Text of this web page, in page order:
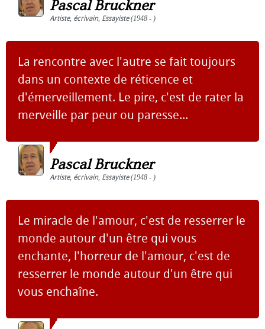
Pascal Bruckner
Artiste, écrivain, Essayiste(1948 - )
La rencontre avec l'autre se fait toujours
dans un contexte de réticence et
d'émerveillement. Le pire, c'est de rater la
merveille par peur ou paresse...
Pascal Bruckner
Artiste, écrivain, Essayiste(1948 - )
Le miracle de l'amour, c'est de resserrer le
monde autour d'un être qui vous
enchante, l'horreur de l'amour, c'est de
resserrer le monde autour d'un être qui
vous enchaîne.